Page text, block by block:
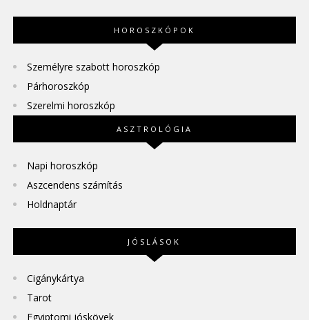
HOROSZKÓPOK
Személyre szabott horoszkóp
Párhoroszkóp
Szerelmi horoszkóp
ASZTROLÓGIA
Napi horoszkóp
Aszcendens számítás
Holdnaptár
JÓSLÁSOK
Cigánykártya
Tarot
Egyiptomi jóskövek